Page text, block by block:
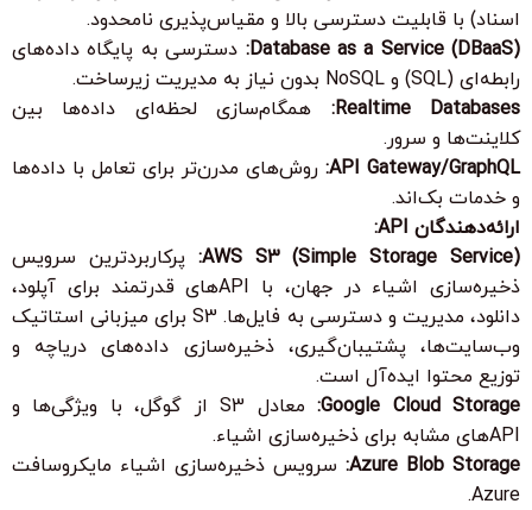
اسناد) با قابلیت دسترسی بالا و مقیاس‌پذیری نامحدود.
Database as a Service (DBaaS): دسترسی به پایگاه داده‌های
رابطه‌ای (SQL) و NoSQL بدون نیاز به مدیریت زیرساخت.
Realtime Databases:
همگام‌سازی لحظه‌ای داده‌ها بین
کلاینت‌ها و سرور.
API Gateway/GraphQL: روش‌های مدرن‌تر برای تعامل با داده‌ها
و خدمات بک‌اند.
ارائه‌دهندگان API:
AWS S3 (Simple Storage Service):
پرکاربردترین سرویس
ذخیره‌سازی اشیاء در جهان، با APIهای قدرتمند برای آپلود،
دانلود، مدیریت و دسترسی به فایل‌ها. S3 برای میزبانی استاتیک
وب‌سایت‌ها، پشتیبان‌گیری، ذخیره‌سازی داده‌های دریاچه و
توزیع محتوا ایده‌آل است.
Google Cloud Storage:
معادل S3 از گوگل، با ویژگی‌ها و
APIهای مشابه برای ذخیره‌سازی اشیاء.
Azure Blob Storage: سرویس ذخیره‌سازی اشیاء مایکروسافت
Azure.